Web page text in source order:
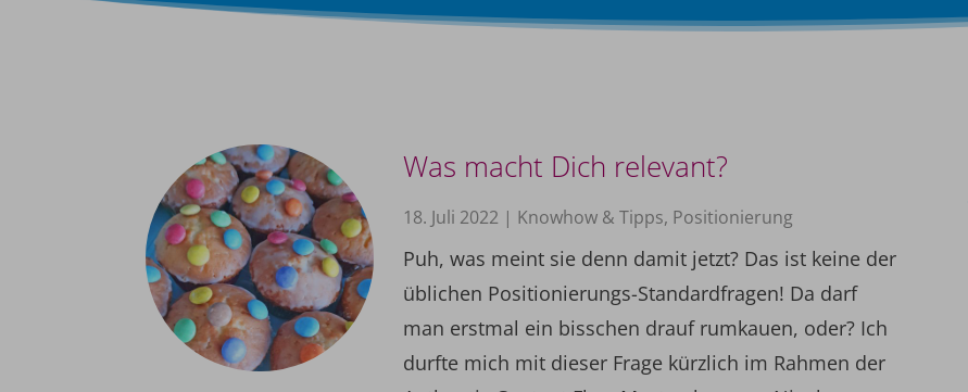
Was macht Dich relevant?
18. Juli 2022 | Knowhow & Tipps, Positionierung
Puh, was meint sie denn damit jetzt? Das ist keine der
üblichen Positionierungs-Standardfragen! Da darf
man erstmal ein bisschen drauf rumkauen, oder? Ich
durfte mich mit dieser Frage kürzlich im Rahmen der